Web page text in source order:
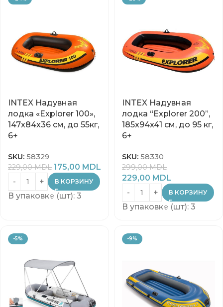
INTEX Надувная
лодка «Explorer 100»,
147x84x36 см, до 55кг,
6+
SKU: 58329
229,00MDL 175,00 MDL
В КОРЗИНУ
В упаковке (шт): 3
INTEX Надувная
лодка “Explorer 200”,
185x94x41 см, до 95 кг,
6+
SKU: 58330
299,00MDL
229,00 MDL
В КОРЗИНУ
В упаковке (шт): 3
-5% -9%